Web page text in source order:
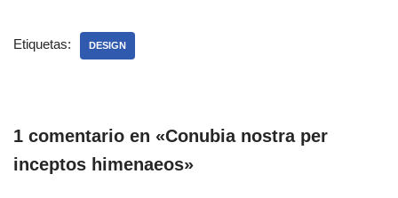
Etiquetas: DESIGN
1 comentario en «Conubia nostra per
inceptos himenaeos»